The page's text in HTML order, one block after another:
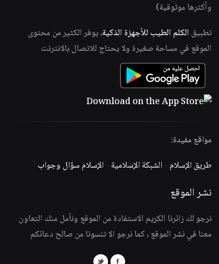
وأكثرها موثوقية)
تطبيق الكلم الطيب للأجهزة الذكية، يوفر الكثير من محتوى
الموقع في مساحة صغيرة ولا يحتاج للاتصال بالانترنت
مواقع مفيدة:
طريق الإسلام -الشبكة الإسلامية -الإسلام سؤال وجواب
نشر الموقع
نرجو لك زائرنا الكريم الاستفادة من الموقع ونأمل منك التعاون
معنا في نشر الموقع ، كما نرجو الا تنسونا من صالح دعائكم